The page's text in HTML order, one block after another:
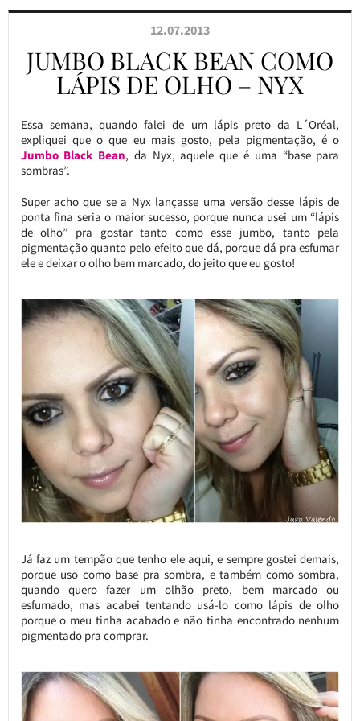
12.07.2013
JUMBO BLACK BEAN COMO
LÁPIS DE OLHO – NYX
Essa semana, quando falei de um lápis preto da L´Oréal,
expliquei que o que eu mais gosto, pela pigmentação, é o
Jumbo Black Bean, da Nyx, aquele que é uma “base para
sombras”.
Super acho que se a Nyx lançasse uma versão desse lápis de
ponta fina seria o maior sucesso, porque nunca usei um “lápis
de olho” pra gostar tanto como esse jumbo, tanto pela
pigmentação quanto pelo efeito que dá, porque dá pra esfumar
ele e deixar o olho bem marcado, do jeito que eu gosto!
Já faz um tempão que tenho ele aqui, e sempre gostei demais,
porque uso como base pra sombra, e também como sombra,
quando quero fazer um olhão preto, bem marcado ou
esfumado, mas acabei tentando usá-lo como lápis de olho
porque o meu tinha acabado e não tinha encontrado nenhum
pigmentado pra comprar.